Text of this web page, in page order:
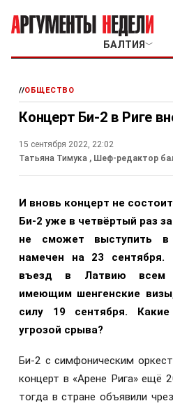
БАЛТИЯ ﹀
//ОБЩЕСТВО
Концерт Би-2 в Риге
15 сентября 2022, 22:02
Татьяна Тимука , Шеф-редактор
И вновь концерт не
Би-2 уже в четвёртый раз
не сможет выступить
намечен на 23
въезд в Латвию всем
имеющим шенгенские
силу 19 сентября.
угрозой срыва?
Би-2 с симфоническим
концерт в «Арене Рига» ещё
тогда в стране объявили